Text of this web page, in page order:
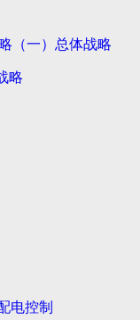
（一）总体战略
略
电控制